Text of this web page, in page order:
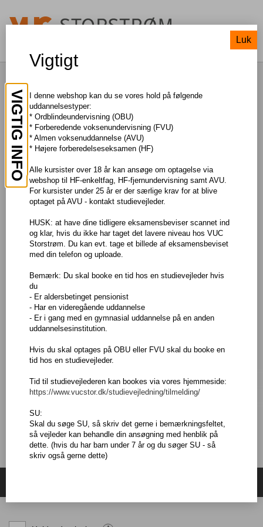
Psykologi, C-B
TIL SØGNING
Pris: DKK 550,00
Om faget
I faget psykologi på B-niveau får du et indgående kendskab til
fagets stofområder, primært i forhold til det normaltfungerende
menneske. Du får bl.a. viden om menneskets udvikling, herunder
betydningen af arv, miljø og kultur samt psykologiske og sociale
forholds betydning for læring og motivation.
niveau til et B-niveau, så du i faget kan aflægge prøve på B-
niveau. Det kræver, at du allerede har C-niveauet.
Læs mere om faget og eksamen påUddannelsesguiden
Adgangskrav
afsluttet folkeskolens 9. eller 10. klasse eller har modtaget
tilsvarende undervisning.
klasse, hvad enten 10. klasse er taget på en folkeskole eller
anden institution.
For at blive optaget på udvalgte fag, skal du normalt have fulgt
undervisning i faget på det nærmeste underliggende niveau - eller
have tilsvarende faglige kvalifikationer.
LÆS MERE
VIGTIG INFO
Vigtigt
I denne webshop kan du se vores hold på følgende
uddannelsestyper:
* Ordblindeundervisning (OBU)
* Forberedende voksenundervisning (FVU)
* Almen voksenuddannelse (AVU)
* Højere forberedelseseksamen (HF)
Alle kursister over 18 år kan ansøge om optagelse via
webshop til HF-enkeltfag, HF-fjernundervisning samt AVU.
For kursister under 25 år er der særlige krav for at blive
optaget på AVU - kontakt studievejleder.
HUSK: at have dine tidligere eksamensbeviser scannet ind
og klar, hvis du ikke har taget det lavere niveau hos VUC
Storstrøm. Du kan evt. tage et billede af eksamensbeviset
med din telefon og uploade.
Bemærk: Du skal booke en tid hos en studievejleder hvis
du
- Er aldersbetinget pensionist
- Har en videregående uddannelse
- Er i gang med en gymnasial uddannelse på en anden
uddannelsesinstitution.
Hvis du skal optages på OBU eller FVU skal du booke en
tid hos en studievejleder.
Tid til studievejlederen kan bookes via vores hjemmeside:
https://www.vucstor.dk/studievejledning/tilmelding/
SU:
Skal du søge SU, så skriv det gerne i bemærkningsfeltet,
så vejleder kan behandle din ansøgning med henblik på
dette. (hvis du har barn under 7 år og du søger SU - så
skriv også gerne dette)
Luk